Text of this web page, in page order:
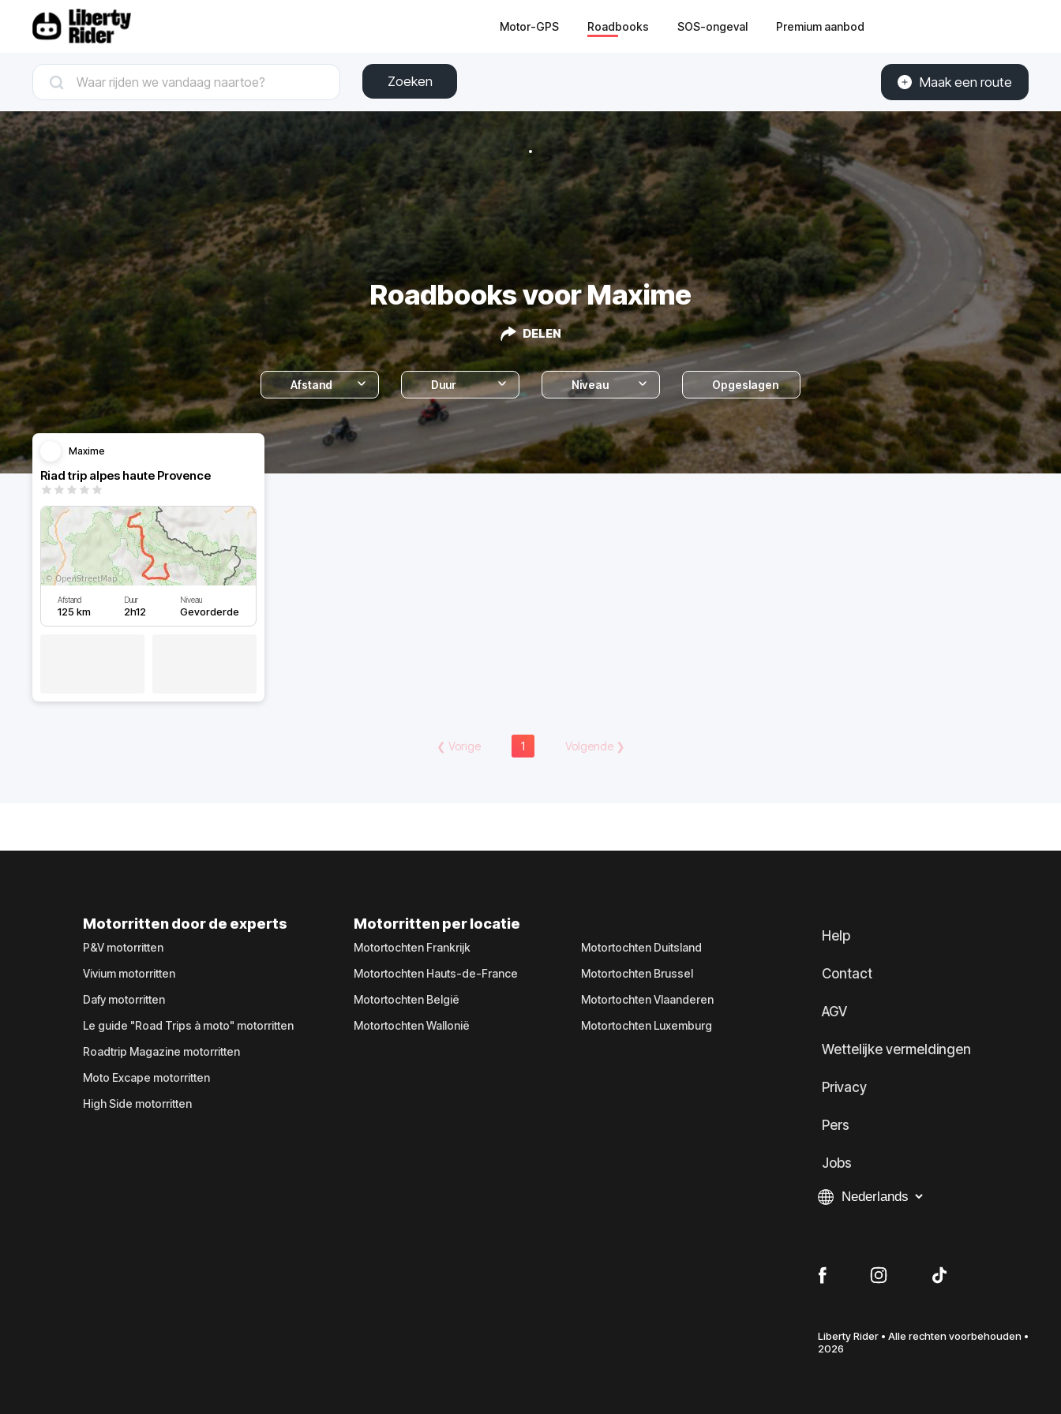
Motor-GPS Roadbooks SOS-ongeval Premium aanbod
Zoeken Maak een route
Roadbooks voor Maxime
DELEN
Afstand Duur Niveau Opgeslagen
Maxime
Riad trip alpes haute Provence
Afstand
125 km
Duur
2h12
Niveau
Gevorderde
❮ Vorige 1 Volgende❯
Motorritten door de experts
P&V motorritten
Vivium motorritten
Dafy motorritten
Le guide "Road Trips à moto" motorritten
Roadtrip Magazine motorritten
Moto Excape motorritten
High Side motorritten
Motorritten per locatie
Motortochten Frankrijk
Motortochten Hauts-de-France
Motortochten België
Motortochten Wallonië
Motortochten Duitsland
Motortochten Brussel
Motortochten Vlaanderen
Motortochten Luxemburg
Help
Contact
AGV
Wettelijke vermeldingen
Privacy
Pers
Jobs
Liberty Rider • Alle rechten voorbehouden •
2026